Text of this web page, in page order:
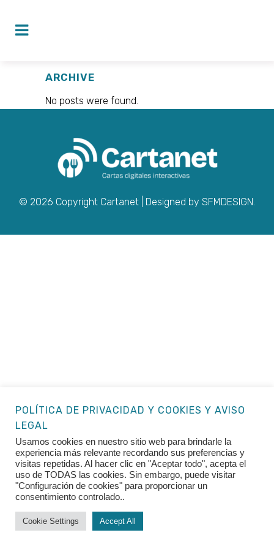
ARCHIVE
No posts were found.
© 2026 Copyright Cartanet | Designed by SFMDESIGN.
POLÍTICA DE PRIVACIDAD Y COOKIES Y AVISO
LEGAL
Usamos cookies en nuestro sitio web para brindarle la
experiencia más relevante recordando sus preferencias y
visitas repetidas. Al hacer clic en "Aceptar todo", acepta el
uso de TODAS las cookies. Sin embargo, puede visitar
"Configuración de cookies" para proporcionar un
consentimiento controlado..
Cookie Settings Accept All